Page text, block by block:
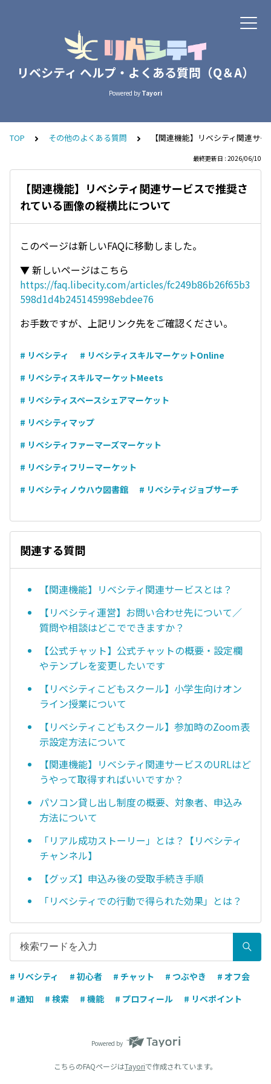
リベシティ ヘルプ・よくある質問（Q＆A）
Powered by Tayori
TOP その他のよくある質問 【関連機能】リベシティ関連サ
最終更新日 : 2026/06/10
【関連機能】リベシティ関連サービスで推奨さ
れている画像の縦横比について
このページは新しいFAQに移動しました。
▼ 新しいページはこちら
https://faq.libecity.com/articles/fc249b86b26f65b3
598d1d4b245145998ebdee76
お手数ですが、上記リンク先をご確認ください。
# リベシティ
# リベシティスキルマーケットOnline
# リベシティスキルマーケットMeets
# リベシティスペースシェアマーケット
# リベシティマップ
# リベシティファーマーズマーケット
# リベシティフリーマーケット
# リベシティノウハウ図書館
# リベシティジョブサーチ
関連する質問
【関連機能】リベシティ関連サービスとは？
【リベシティ運営】お問い合わせ先について／
質問や相談はどこでできますか？
【公式チャット】公式チャットの概要・設定欄
やテンプレを変更したいです
【リベシティこどもスクール】小学生向けオン
ライン授業について
【リベシティこどもスクール】参加時のZoom表
示設定方法について
【関連機能】リベシティ関連サービスのURLはど
うやって取得すればいいですか？
パソコン貸し出し制度の概要、対象者、申込み
方法について
「リアル成功ストーリー」とは？【リベシティ
チャンネル】
【グッズ】申込み後の受取手続き手順
「リベシティでの行動で得られた効果」とは？
# リベシティ # 初心者 # チャット # つぶやき
# オフ会
# 通知
# 検索 # 機能 # プロフィール # リベポイント
Powered by
こちらのFAQページはTayoriで作成されています。